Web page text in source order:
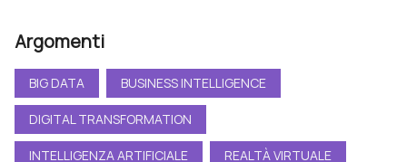
Argomenti
BIG DATA BUSINESS INTELLIGENCE
DIGITAL TRANSFORMATION
INTELLIGENZA ARTIFICIALE REALTÀ VIRTUALE